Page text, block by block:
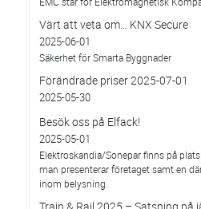
Värt att veta om… KNX Secure
2025-06-01
Säkerhet för Smarta Byggnader
Förändrade priser 2025-07-01
2025-05-30
Besök oss på Elfack!
2025-05-01
Elektroskandia/Sonepar finns på
man presenterar företaget samt en
inom belysning.